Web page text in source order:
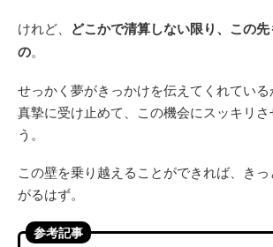
けれど、 どこかで清算しない限り、この
の。
せっかく夢がきっかけを伝えてくれてい
真摯に受け止めて、この機会にスッキリさ
う。
この壁を乗り越えることができれば、き
がるはず。
参考記事